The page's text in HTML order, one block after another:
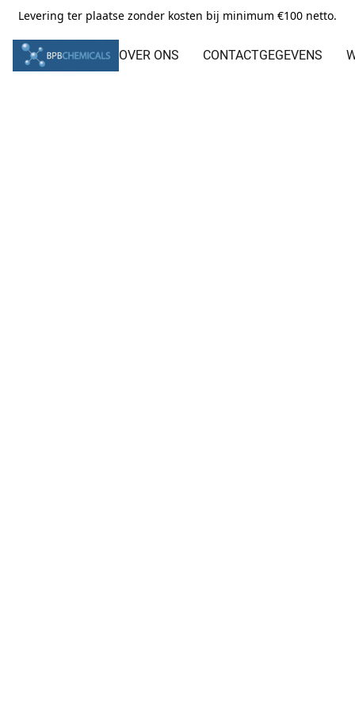
Levering ter plaatse zonder kosten bij minimum €100 netto.
OVER ONS CONTACTGEGEVENS